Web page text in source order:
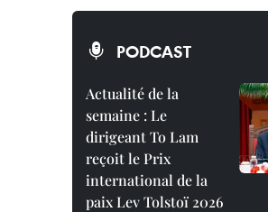
PODCAST
Actualité de la
semaine : Le
dirigeant To Lam
reçoit le Prix
international de la
paix Lev Tolstoï 2026